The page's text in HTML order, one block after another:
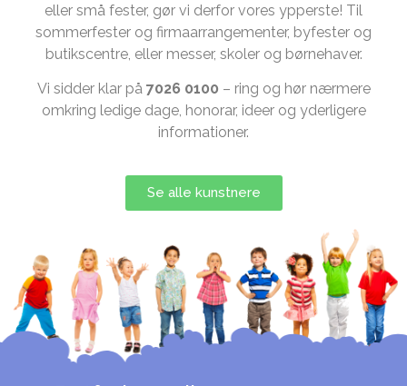
eller små fester, gør vi derfor vores ypperste! Til
sommerfester og firmaarrangementer, byfester og
butikscentre, eller messer, skoler og børnehaver.
Vi sidder klar på7026 0100 – ring og hør nærmere
omkring ledige dage, honorar, ideer og yderligere
informationer.
Se alle kunstnere